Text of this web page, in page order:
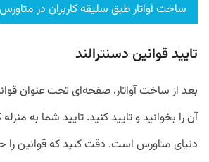
ساخت آواتار طبق سلیقه کاربران در متاورس
تایید قوانین دسنترالند
بعد از ساخت آواتار، صفحه‌ای تحت عنوان
آن را بخوانید و تایید کنید. تایید شما به
دنیای متاورس است. دقت کنید که قوانین را